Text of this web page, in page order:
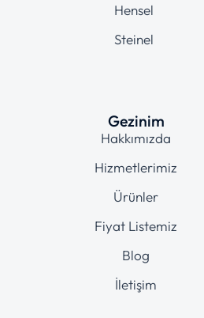
Hensel
Steinel
Gezinim
Hakkımızda
Hizmetlerimiz
Ürünler
Fiyat Listemiz
Blog
İletişim